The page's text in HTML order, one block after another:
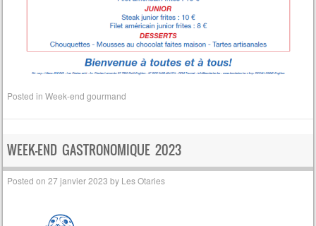
Posted inWeek-end gourmand
WEEK-END GASTRONOMIQUE 2023
Posted on27 janvier 2023 by Les Otaries